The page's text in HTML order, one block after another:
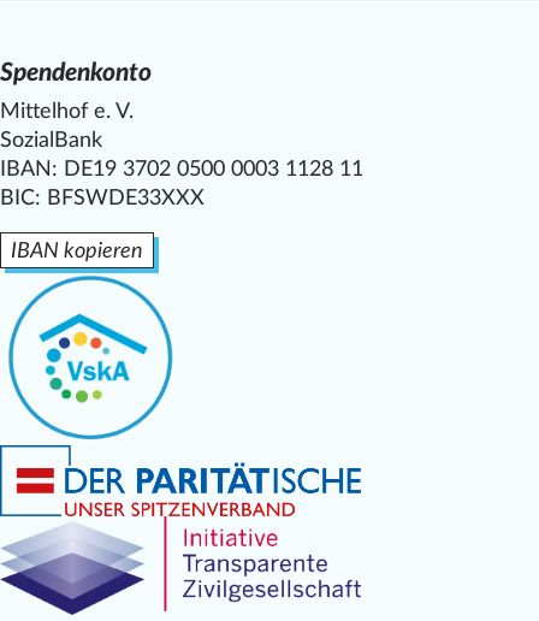
Spendenkonto
Mittelhof e. V.
SozialBank
IBAN: DE19 3702 0500 0003 1128 11
BIC: BFSWDE33XXX
IBAN kopieren